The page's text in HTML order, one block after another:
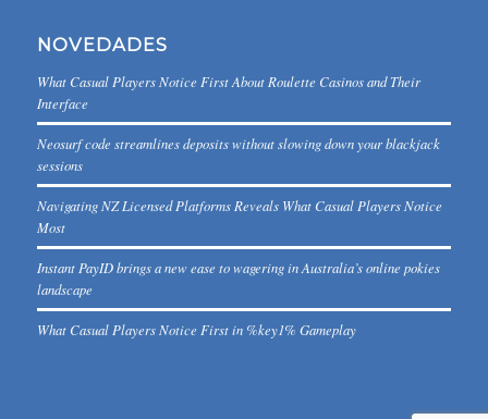
NOVEDADES
What Casual Players Notice First About Roulette Casinos and Their
Interface
Neosurf code streamlines deposits without slowing down your blackjack
sessions
Navigating NZ Licensed Platforms Reveals What Casual Players Notice
Most
Instant PayID brings a new ease to wagering in Australia’s online pokies
landscape
What Casual Players Notice First in %key1% Gameplay